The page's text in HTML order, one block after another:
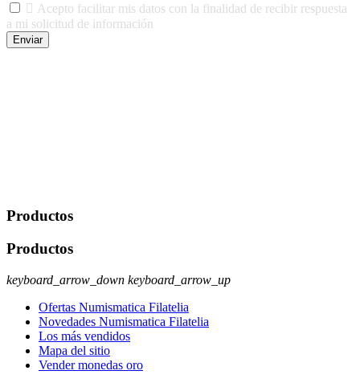
 Acepto facilitar mis datos con la finalidad de recibir respuesta
a mi solicitud de información
Enviar
Productos
Productos
keyboard_arrow_down keyboard_arrow_up
Ofertas Numismatica Filatelia
Novedades Numismatica Filatelia
Los más vendidos
Mapa del sitio
Vender monedas oro